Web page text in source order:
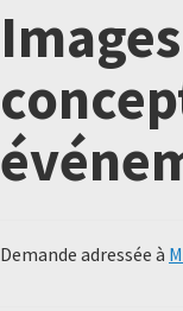
Demande adressée à